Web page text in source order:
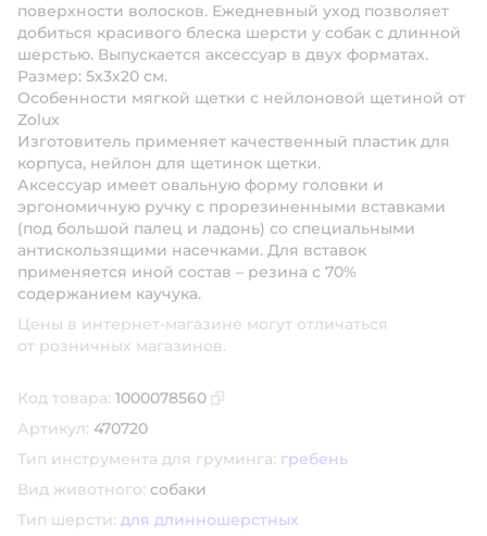
поверхности волосков. Ежедневный уход позволяет
добиться красивого блеска шерсти у собак с длинной
шерстью. Выпускается аксессуар в двух форматах.
Размер: 5х3х20 см.
Особенности мягкой щетки с нейлоновой щетиной от
Zolux
Изготовитель применяет качественный пластик для
корпуса, нейлон для щетинок щетки.
Аксессуар имеет овальную форму головки и
эргономичную ручку с прорезиненными вставками
(под большой палец и ладонь) со специальными
антискользящими насечками. Для вставок
применяется иной состав – резина с 70%
содержанием каучука.
Цены в интернет-магазине могут отличаться
от розничных магазинов.
Код товара: 1000078560
Артикул: 470720
Тип инструмента для груминга: гребень
Вид животного: собаки
Тип шерсти: для длинношерстных